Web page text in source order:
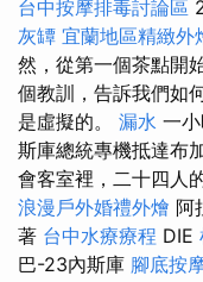
台中按摩排毒討論區
灰罈 宜蘭地區精緻外
然，從第一個茶點開
個教訓，告訴我們如
是虛擬的。 漏水 一
斯庫總統專機抵達布
會客室裡，二十四人
浪漫戶外婚禮外燴 阿
著 台中水療療程 DIE
巴-23內斯庫 腳底按